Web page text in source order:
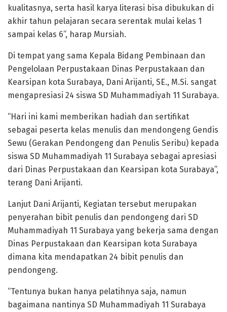
kualitasnya, serta hasil karya literasi bisa dibukukan di
akhir tahun pelajaran secara serentak mulai kelas 1
sampai kelas 6”, harap Mursiah.
Di tempat yang sama Kepala Bidang Pembinaan dan
Pengelolaan Perpustakaan Dinas Perpustakaan dan
Kearsipan kota Surabaya, Dani Arijanti, SE., M.Si. sangat
mengapresiasi 24 siswa SD Muhammadiyah 11 Surabaya.
“Hari ini kami memberikan hadiah dan sertifikat
sebagai peserta kelas menulis dan mendongeng Gendis
Sewu (Gerakan Pendongeng dan Penulis Seribu) kepada
siswa SD Muhammadiyah 11 Surabaya sebagai apresiasi
dari Dinas Perpustakaan dan Kearsipan kota Surabaya”,
terang Dani Arijanti.
Lanjut Dani Arijanti, Kegiatan tersebut merupakan
penyerahan bibit penulis dan pendongeng dari SD
Muhammadiyah 11 Surabaya yang bekerja sama dengan
Dinas Perpustakaan dan Kearsipan kota Surabaya
dimana kita mendapatkan 24 bibit penulis dan
pendongeng.
“Tentunya bukan hanya pelatihnya saja, namun
bagaimana nantinya SD Muhammadiyah 11 Surabaya